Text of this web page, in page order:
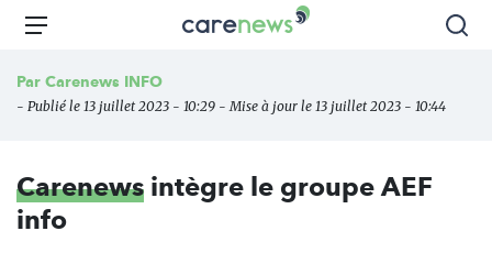
Aller
principal
Carenews,
des
l'engagement
Menu
Par Carenews INFO
- Publié le 13 juillet 2023 - 10:29 - Mise à jour le 13 juillet 2023 - 10:44
Carenews intègre le groupe AEF
info